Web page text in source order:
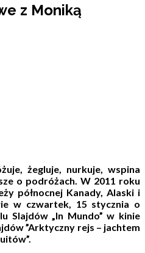
z Moniką
żegluje, nurkuje, wspina
o podróżach. W 2011 roku
północnej Kanady, Alaski i
w czwartek, 15 stycznia o
Slajdów „In Mundo” w kinie
”Arktyczny rejs – jachtem